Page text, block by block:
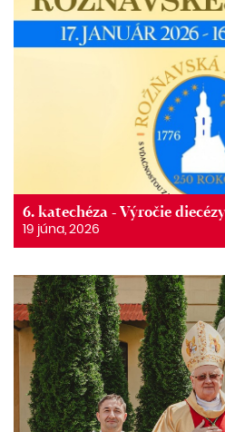
6. katechéza - Výročie
19 júna, 2026